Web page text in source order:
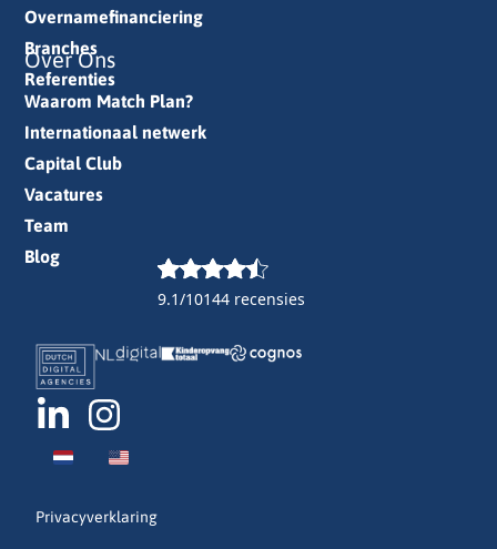
9.1/10144 recensies
Overnamefinanciering
Branches
Referenties
Over Ons
Waarom Match Plan?
Internationaal netwerk
Capital Club
Vacatures
Team
Blog
Privacyverklaring